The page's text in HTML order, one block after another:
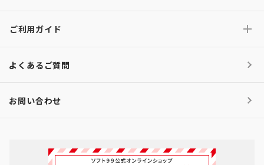
ご利用ガイド
よくあるご質問
お問い合わせ